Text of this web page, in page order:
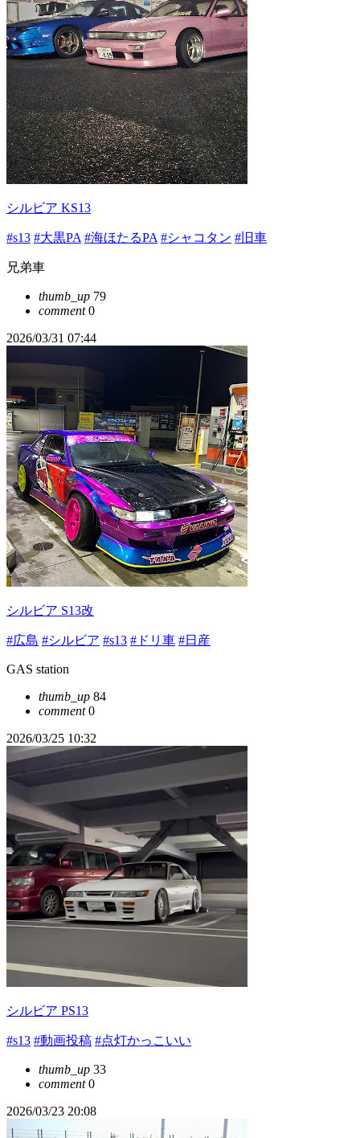
シルビア KS13
#s13 #大黒PA #海ほたるPA #シャコタン #旧車
兄弟車
thumb_up 79
comment0
2026/03/31 07:44
シルビア S13改
#広島 #シルビア #s13 #ドリ車 #日産
GAS station
thumb_up 84
comment0
2026/03/25 10:32
シルビア PS13
#s13 #動画投稿 #点灯かっこいい
thumb_up 33
comment0
2026/03/23 20:08